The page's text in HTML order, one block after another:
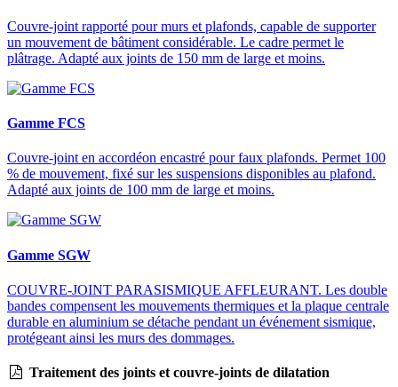
Couvre-joint rapporté pour murs et plafonds, capable de supporter
un mouvement de bâtiment considérable. Le cadre permet le
plâtrage. Adapté aux joints de 150 mm de large et moins.
Gamme FCS
Couvre-joint en accordéon encastré pour faux plafonds. Permet 100
% de mouvement, fixé sur les suspensions disponibles au plafond.
Adapté aux joints de 100 mm de large et moins.
Gamme SGW
COUVRE-JOINT PARASISMIQUE AFFLEURANT. Les double
bandes compensent les mouvements thermiques et la plaque centrale
durable en aluminium se détache pendant un événement sismique,
protégeant ainsi les murs des dommages.
Traitement des joints et couvre-joints de dilatation